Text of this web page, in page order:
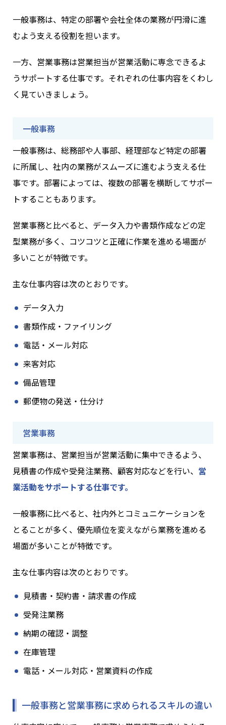
一般事務は、特定の部署や会社全体の業務が円滑に進
むよう支える役割を担います。
一方、営業事務は営業担当が営業活動に専念できるよ
うサポートする仕事です。それぞれの仕事内容をくわし
く見ていきましょう。
一般事務
一般事務は、総務部や人事部、経理部など特定の部署
に所属し、社内の業務がスムーズに進むよう支える仕
事です。部署によっては、複数の部署を横断してサポー
トすることもあります。
営業事務と比べると、データ入力や書類作成などの定
型業務が多く、コツコツと正確に作業を進める場面が
多いことが特徴です。
主な仕事内容は次のとおりです。
データ入力
書類作成・ファイリング
電話・メール対応
来客対応
備品管理
郵便物の発送・仕分け
営業事務
営業事務は、営業担当が営業活動に集中できるよう、
見積書の作成や受発注業務、顧客対応などを行い、 営
業活動をサポートする仕事です。
一般事務に比べると、社内外とコミュニケーションを
とることが多く、優先順位を変えながら業務を進める
場面が多いことが特徴です。
主な仕事内容は次のとおりです。
見積書・契約書・請求書の作成
受発注業務
納期の確認・調整
在庫管理
電話・メール対応・営業資料の作成
一般事務と営業事務に求められるスキルの違い